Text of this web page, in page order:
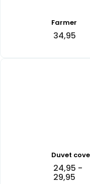
Farmer
34,95
Duvet
24,95 -
29,95